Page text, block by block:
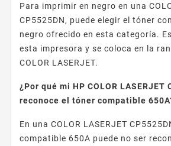
Para imprimir en negro en una
CP5525DN, puede elegir el tóner
negro ofrecido en esta categoría.
esta impresora y se coloca en la
COLOR LASERJET.
¿Por qué mi HP COLOR LASERJET
reconoce el tóner compatible
En una COLOR LASERJET
compatible 650A puede no ser